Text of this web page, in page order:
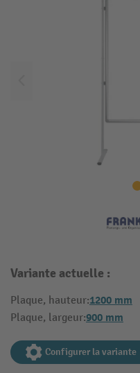
Variante actuelle :
Plaque, hauteur:1200 mm
Plaque, largeur:900 mm
Configurer la variante